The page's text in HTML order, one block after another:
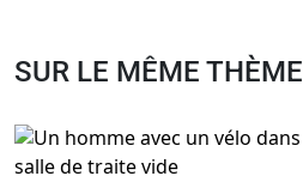
SUR LE MÊME THÈME